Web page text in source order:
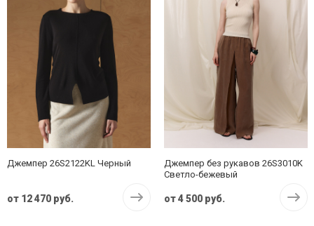
Джемпер 26S2122KL Черный
от 12 470 руб.
Джемпер без рукавов 26S3010K
Светло-бежевый
от4 500 руб.